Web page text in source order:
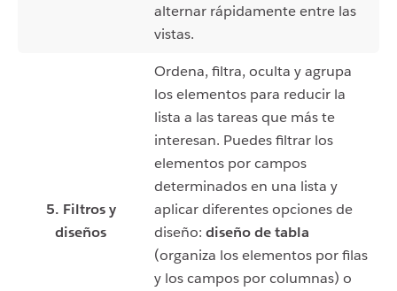
alternar rápidamente entre las
vistas.
5. Filtros y
diseños
Ordena, filtra, oculta y agrupa
los elementos para reducir la
lista a las tareas que más te
interesan. Puedes filtrar los
elementos por campos
determinados en una lista y
aplicar diferentes opciones de
diseño: diseño de tabla
(organiza los elementos por filas
y los campos por columnas) o